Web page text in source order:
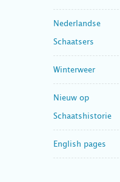
Nederlandse
Schaatsers
Winterweer
Nieuw op
Schaatshistorie
English pages